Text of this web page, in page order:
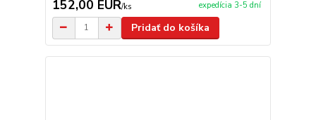
152,00 EUR/ks expedícia 3-5 dní
Pridať do košíka